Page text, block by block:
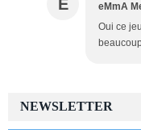
E eMmA
Oui ce
NEWSLETTER